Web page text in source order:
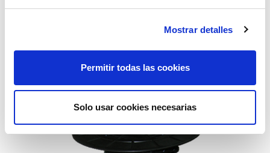
Mostrar detalles
Permitir todas las cookies
Solo usar cookies necesarias
comprar